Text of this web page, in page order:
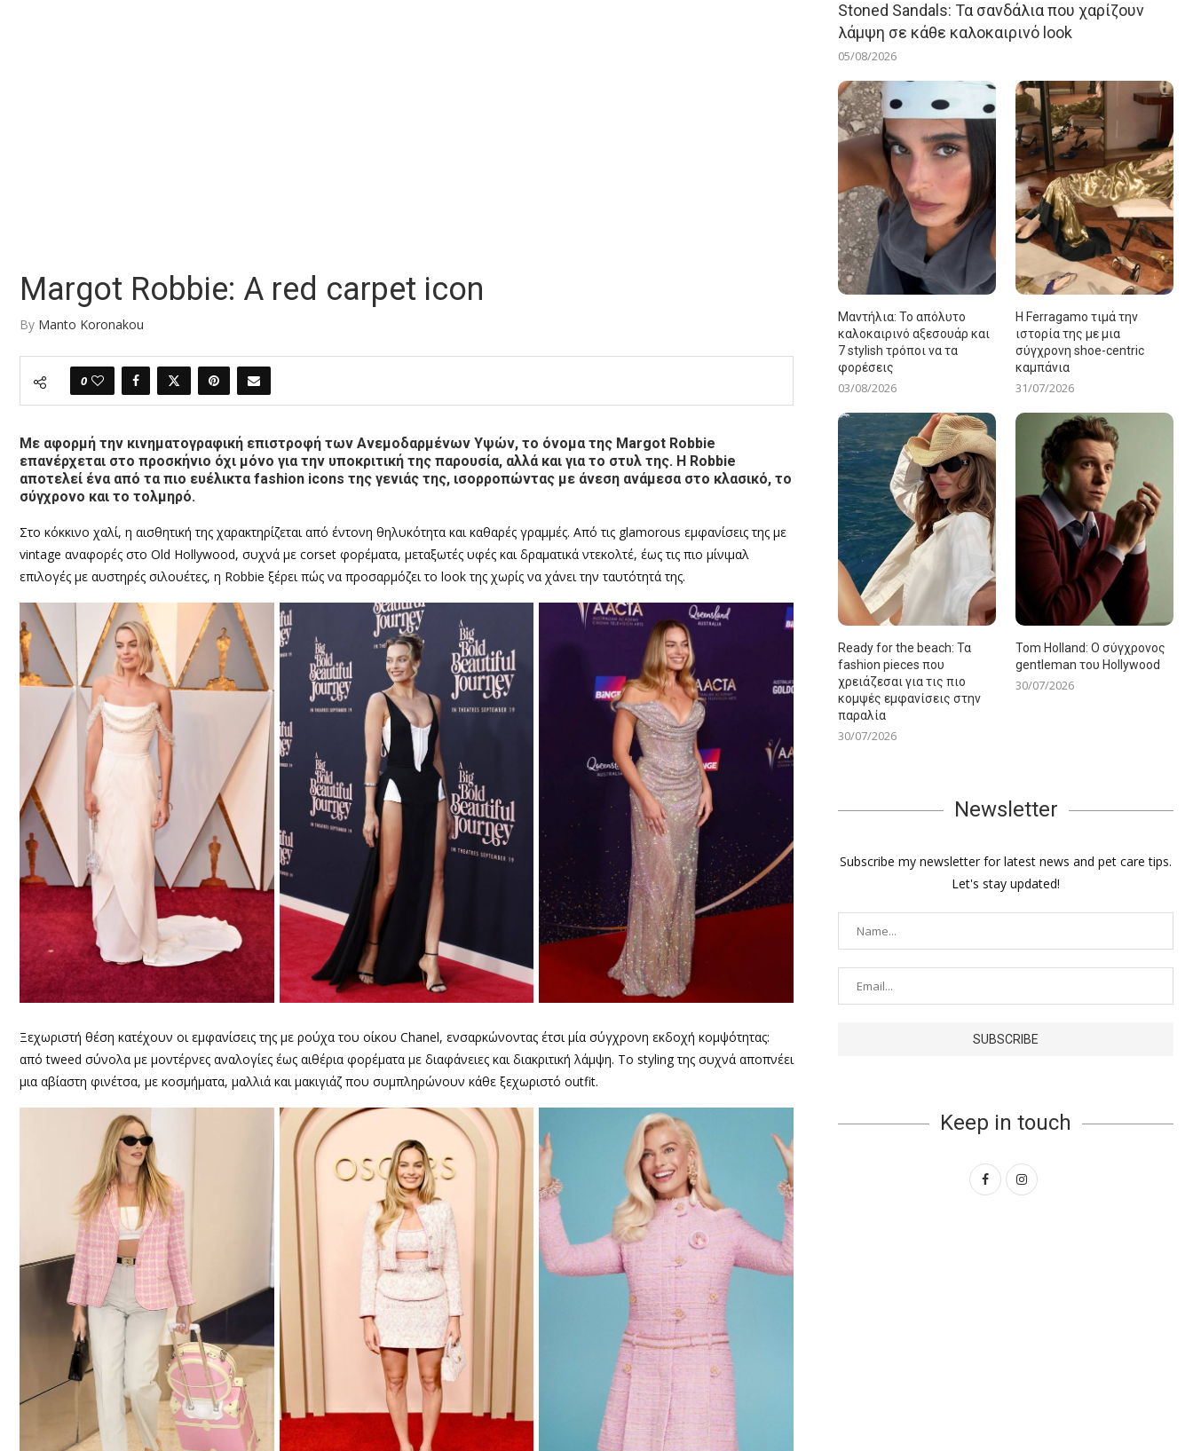
Margot Robbie: A red carpet icon
By Manto Koronakou
0
Με αφορμή την κινηματογραφική επιστροφή των Ανεμοδαρμένων Υψών, το όνομα της Margot Robbie
επανέρχεται στο προσκήνιο όχι μόνο για την υποκριτική της παρουσία, αλλά και για το στυλ της. Η Robbie
αποτελεί ένα από τα πιο ευέλικτα fashion icons της γενιάς της, ισορροπώντας με άνεση ανάμεσα στο κλασικό, το
σύγχρονο και το τολμηρό.
Στο κόκκινο χαλί, η αισθητική της χαρακτηρίζεται από έντονη θηλυκότητα και καθαρές γραμμές. Από τις glamorous εμφανίσεις της με
vintage αναφορές στο Old Hollywood, συχνά με corset φορέματα, μεταξωτές υφές και δραματικά ντεκολτέ, έως τις πιο μίνιμαλ
επιλογές με αυστηρές σιλουέτες, η Robbie ξέρει πώς να προσαρμόζει το look της χωρίς να χάνει την ταυτότητά της.
Ξεχωριστή θέση κατέχουν οι εμφανίσεις της με ρούχα του οίκου Chanel, ενσαρκώνοντας έτσι μία σύγχρονη εκδοχή κομψότητας:
από tweed σύνολα με μοντέρνες αναλογίες έως αιθέρια φορέματα με διαφάνειες και διακριτική λάμψη. Το styling της συχνά αποπνέει
μια αβίαστη φινέτσα, με κοσμήματα, μαλλιά και μακιγιάζ που συμπληρώνουν κάθε ξεχωριστό outfit.
Stoned Sandals: Τα σανδάλια που χαρίζουν
λάμψη σε κάθε καλοκαιρινό look
05/08/2026
Μαντήλια: Το απόλυτο
καλοκαιρινό αξεσουάρ και
7 stylish τρόποι να τα
φορέσεις
03/08/2026
Η Ferragamo τιμά την
ιστορία της με μια
σύγχρονη shoe-centric
καμπάνια
31/07/2026
Ready for the beach: Τα
fashion pieces που
χρειάζεσαι για τις πιο
κομψές εμφανίσεις στην
παραλία
30/07/2026
Tom Holland: Ο σύγχρονος
gentleman του Hollywood
30/07/2026
Newsletter
Subscribe my newsletter for latest news and pet care tips.
Let's stay updated!
Keep in touch